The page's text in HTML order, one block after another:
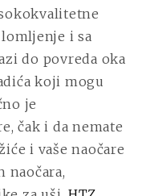
i sa
do povreda oka
koji mogu
je
čak i da nemate
i vaše naočare
naočara,